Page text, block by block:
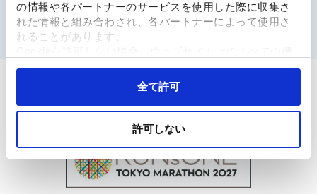
の情報や各パートナーのサービスを使用した際に収集さ
れた情報と組み合わされ、各パートナーによって使用さ
れることがあります。
能やコンテンツに完全にアクセスできなくなる可能性が
全て許可
許可しない
提携マラソン大会